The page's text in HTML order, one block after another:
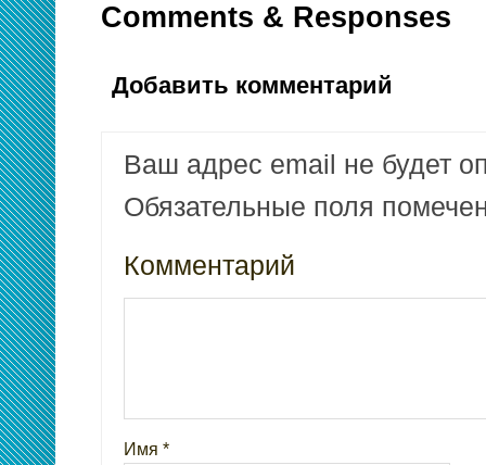
Comments & Responses
Добавить комментарий
Ваш адрес email не будет
Обязательные поля
Комментарий
Имя *